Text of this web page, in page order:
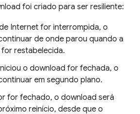
foi criado para ser resiliente:
Internet for interrompida, o
de onde parou quando a
restabelecida.
o download for fechada, o
em segundo plano.
for fechado, o download será
reinício, desde que o